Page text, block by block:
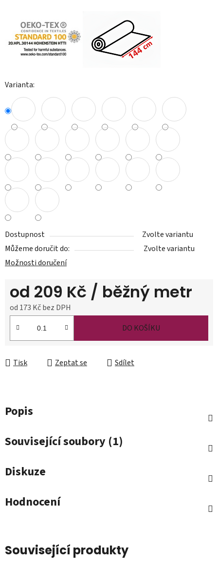
Varianta:
Dostupnost
Zvolte variantu
Můžeme doručit do:
Zvolte variantu
Možnosti doručení
od 209 Kč / běžný metr
od 173 Kčbez DPH
Měrná cena:
DO KOŠÍKU
Tisk Zeptat se Sdílet
Popis
Související soubory (1)
Diskuze
Hodnocení
Související produkty